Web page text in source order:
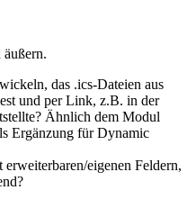
das .ics-Dateien aus
und per Link, z.B. in der
Ähnlich dem Modul
Ergänzung für Dynamic
eigenen Feldern,